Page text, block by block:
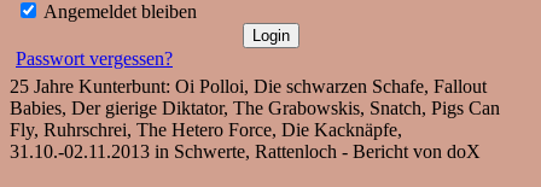
Angemeldet bleiben
Passwort vergessen?
25 Jahre Kunterbunt: Oi Polloi, Die schwarzen Schafe, Fallout
Babies, Der gierige Diktator, The Grabowskis, Snatch, Pigs Can
Fly, Ruhrschrei, The Hetero Force, Die Kacknäpfe,
31.10.-02.11.2013 in Schwerte, Rattenloch - Bericht von doX